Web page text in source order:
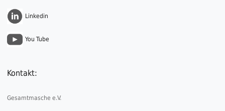
Linkedin
You Tube
Kontakt:
Gesamtmasche e.V.